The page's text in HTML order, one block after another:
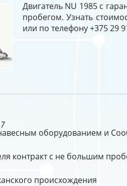
Двигатель NU 1985 с
пробегом. Узнать
или по телефону +375 29
оборудованием и
контракт с не большим
происхождения